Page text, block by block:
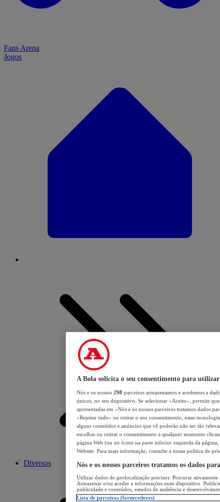
Fans Arena
Jogos
Diversos
A Bola solicita o seu consentimento para utilizar
Nós e os nossos 298 parceiros armazenamos e acedemos a
únicos, no seu dispositivo. Se selecionar «Aceito», permite
apresentadas em «Nós e os nossos parceiros tratamos dados
«Rejeitar tudo» ou retirar o seu consentimento, estas
alguns conteúdos e anúncios que vê poderão não ser tão
escolhas ou retirar o consentimento a qualquer momento
página Web (ou no ícone na parte inferior esquerda da página,
Website. Para mais informação, consulte a nossa política de
Nós e os nossos parceiros tratamos os dados
Utilizar dados de geolocalização precisos. Procurar
Armazenar e/ou aceder a informações num dispositivo.
publicidade e conteúdos, estudos de audiência e
Lista de parceiros (fornecedores)